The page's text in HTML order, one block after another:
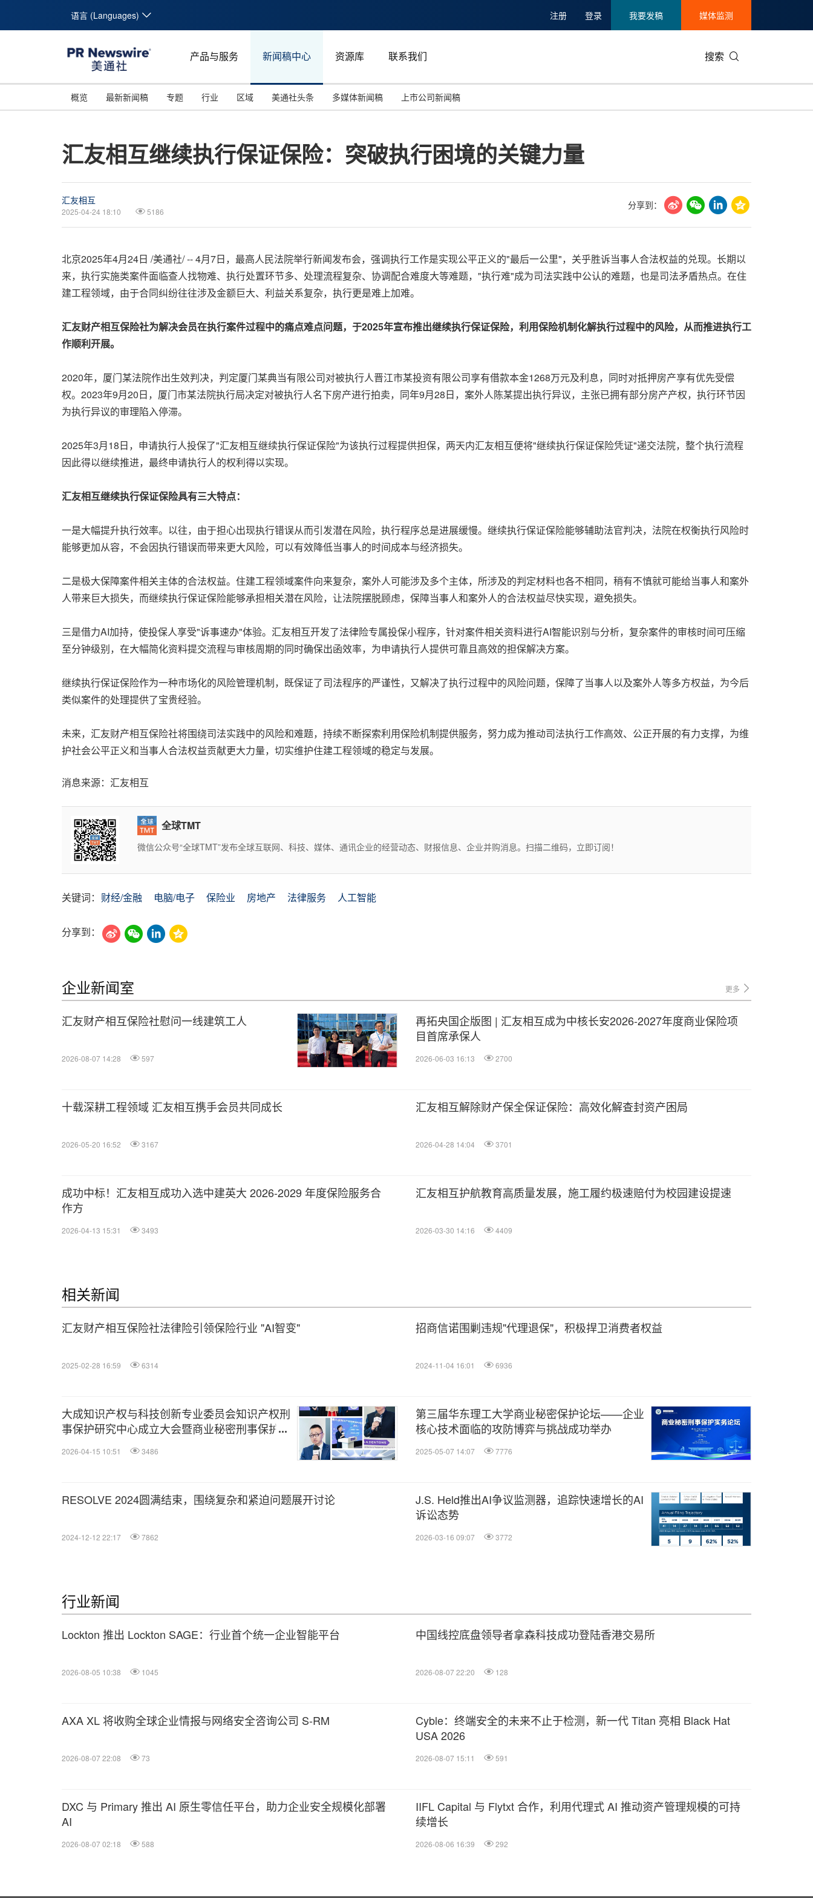
语言 (Languages) 注册 登录 我要发稿 媒体监测
产品与服务 新闻稿中心 资源库 联系我们 搜索
概览 最新新闻稿 专题
投资并购
美国临床肿瘤学会(ASCO)
行业
能源化工与环保
区域
马来西亚
美通社头条 多媒体新闻稿 上市公司新闻稿
汇友相互继续执行保证保险：突破执行困境的关键力量
汇友相互
2025-04-24 18:10 5186
分享到：
北京2025年4月24日 /美通社/ -- 4月7日，最高人民法院举行新闻发布会，强调执行工作是实现公平正义的"最后一公里"，关乎胜诉当事人合法权益的兑现。长期以
来，执行实施类案件面临查人找物难、执行处置环节多、处理流程复杂、协调配合难度大等难题，"执行难"成为司法实践中公认的难题，也是司法矛盾热点。在住
建工程领域，由于合同纠纷往往涉及金额巨大、利益关系复杂，执行更是难上加难。
汇友财产相互保险社为解决会员在执行案件过程中的痛点难点问题，于2025年宣布推出继续执行保证保险，利用保险机制化解执行过程中的风险，从而推进执行工
作顺利开展。
2020年，厦门某法院作出生效判决，判定厦门某典当有限公司对被执行人晋江市某投资有限公司享有借款本金1268万元及利息，同时对抵押房产享有优先受偿
权。2023年9月20日，厦门市某法院执行局决定对被执行人名下房产进行拍卖，同年9月28日，案外人陈某提出执行异议，主张已拥有部分房产产权，执行环节因
为执行异议的审理陷入停滞。
2025年3月18日，申请执行人投保了"汇友相互继续执行保证保险"为该执行过程提供担保，两天内汇友相互便将"继续执行保证保险凭证"递交法院，整个执行流程
因此得以继续推进，最终申请执行人的权利得以实现。
汇友相互继续执行保证保险具有三大特点：
一是大幅提升执行效率。以往，由于担心出现执行错误从而引发潜在风险，执行程序总是进展缓慢。继续执行保证保险能够辅助法官判决，法院在权衡执行风险时
能够更加从容，不会因执行错误而带来更大风险，可以有效降低当事人的时间成本与经济损失。
二是极大保障案件相关主体的合法权益。住建工程领域案件向来复杂，案外人可能涉及多个主体，所涉及的判定材料也各不相同，稍有不慎就可能给当事人和案外
人带来巨大损失，而继续执行保证保险能够承担相关潜在风险，让法院摆脱顾虑，保障当事人和案外人的合法权益尽快实现，避免损失。
三是借力AI加持，使投保人享受"诉事速办"体验。汇友相互开发了法律险专属投保小程序，针对案件相关资料进行AI智能识别与分析，复杂案件的审核时间可压缩
至分钟级别，在大幅简化资料提交流程与审核周期的同时确保出函效率，为申请执行人提供可靠且高效的担保解决方案。
继续执行保证保险作为一种市场化的风险管理机制，既保证了司法程序的严谨性，又解决了执行过程中的风险问题，保障了当事人以及案外人等多方权益，为今后
类似案件的处理提供了宝贵经验。
未来，汇友财产相互保险社将围绕司法实践中的风险和难题，持续不断探索利用保险机制提供服务，努力成为推动司法执行工作高效、公正开展的有力支撑，为维
护社会公平正义和当事人合法权益贡献更大力量，切实维护住建工程领域的稳定与发展。
消息来源：汇友相互
全球TMT
微信公众号“全球TMT”发布全球互联网、科技、媒体、通讯企业的经营动态、财报信息、企业并购消息。扫描二维码，立即订阅！
关键词： 财经/金融 电脑/电子 保险业 房地产 法律服务 人工智能
分享到：
企业新闻室 更多
汇友财产相互保险社慰问一线建筑工人
2026-08-07 14:28 597
再拓央国企版图 | 汇友相互成为中核长安2026-2027年度商业保险项
目首席承保人
2026-06-03 16:13 2700
十载深耕工程领域 汇友相互携手会员共同成长
2026-05-20 16:52 3167
汇友相互解除财产保全保证保险：高效化解查封资产困局
2026-04-28 14:04 3701
成功中标！汇友相互成功入选中建英大 2026-2029 年度保险服务合
作方
2026-04-13 15:31 3493
汇友相互护航教育高质量发展，施工履约极速赔付为校园建设提速
2026-03-30 14:16 4409
相关新闻
汇友财产相互保险社法律险引领保险行业 "AI智变"
2025-02-28 16:59 6314
招商信诺围剿违规"代理退保"，积极捍卫消费者权益
2024-11-04 16:01 6936
大成知识产权与科技创新专业委员会知识产权刑
事保护研究中心成立大会暨商业秘密刑事保护前
2026-04-15 10:51 3486
第三届华东理工大学商业秘密保护论坛——企业
核心技术面临的攻防博弈与挑战成功举办
2025-05-07 14:07 7776
RESOLVE 2024圆满结束，围绕复杂和紧迫问题展开讨论
2024-12-12 22:17 7862
J.S. Held推出AI争议监测器，追踪快速增长的AI
诉讼态势
2026-03-16 09:07 3772
行业新闻
Lockton 推出 Lockton SAGE：行业首个统一企业智能平台
2026-08-05 10:38 1045
中国线控底盘领导者拿森科技成功登陆香港交易所
2026-08-07 22:20 128
AXA XL 将收购全球企业情报与网络安全咨询公司 S-RM
2026-08-07 22:08 73
Cyble：终端安全的未来不止于检测，新一代 Titan 亮相 Black Hat
USA 2026
2026-08-07 15:11 591
DXC 与 Primary 推出 AI 原生零信任平台，助力企业安全规模化部署
AI
2026-08-07 02:18 588
IIFL Capital 与 Flytxt 合作，利用代理式 AI 推动资产管理规模的可持
续增长
2026-08-06 16:39 292